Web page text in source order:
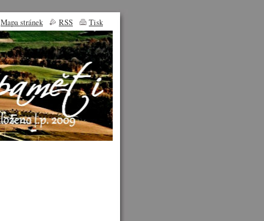
Mapa stránek RSS Tisk